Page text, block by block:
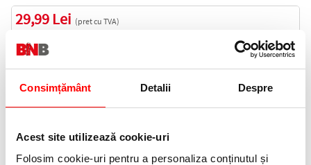
Consimțământ Detalii Despre
Acest site utilizează cookie-uri
Folosim cookie-uri pentru a personaliza conținutul și
29,99 Lei (pret cu TVA)
30 puncte de fidelitate
Informatii livrare